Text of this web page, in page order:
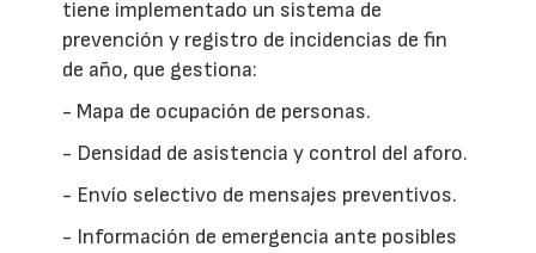
tiene implementado un sistema de
prevención y registro de incidencias de fin
de año, que gestiona:
- Mapa de ocupación de personas.
- Densidad de asistencia y control del aforo.
- Envío selectivo de mensajes preventivos.
- Información de emergencia ante posibles